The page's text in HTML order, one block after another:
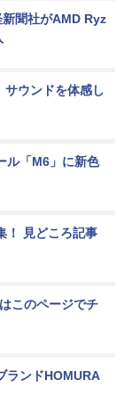
聞社がAMD Ryz
サウンドを体感し
ル「M6」に新色
！ 見どころ記事
このページでチ
ランドHOMURA